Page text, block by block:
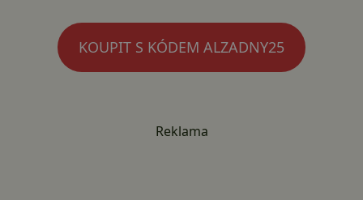
KOUPIT S KÓDEM ALZADNY25
Reklama